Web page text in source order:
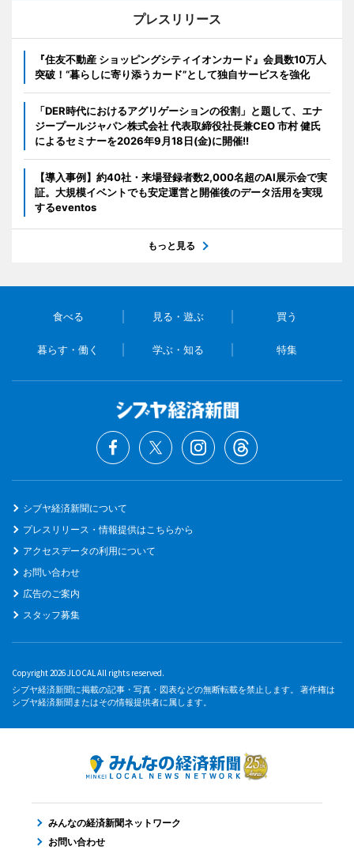
プレスリリース
『住友不動産 ショッピングシティイオンカード』会員数10万人
突破！“暮らしに寄り添うカード”として独自サービスを強化
「DER時代におけるアグリゲーションの役割」と題して、エナ
ジープールジャパン株式会社 代表取締役社長兼CEO 市村 健氏
によるセミナーを2026年9月18日(金)に開催!!
【導入事例】約40社・来場登録者数2,000名超のAI展示会で実
証。大規模イベントでも安定運営と開催後のデータ活用を実現
するeventos
もっと見る
食べる 見る・遊ぶ 買う
暮らす・働く 学ぶ・知る 特集
シブヤ経済新聞について
プレスリリース・情報提供はこちらから
アクセスデータの利用について
お問い合わせ
広告のご案内
スタッフ募集
Copyright 2026 JLOCAL All rights reserved.
シブヤ経済新聞に掲載の記事・写真・図表などの無断転載を禁止します。 著作権は
シブヤ経済新聞またはその情報提供者に属します。
みんなの経済新聞ネットワーク
お問い合わせ